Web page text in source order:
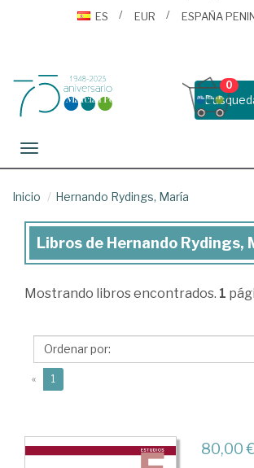
ES
EUR ESPAÑA
0
Toggle navigation
Inicio Hernando Rydings, María
Libros
Hernando
María
Libros de Hernando Rydings,
Mostrando libros encontrados. 1
« 1
80,00 €